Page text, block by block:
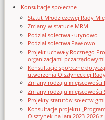
Konsultacje społeczne
Statut Młodzieżowej Rady
Zmiany w statucie MRM
Podział sołectwa Łutynowo
Podział sołectwa Pawłowo
Projekt uchwały Rocznego
organizacjami
Konsultacje społeczne
utworzenia Olsztyneckiej
Zmiany rodzaju miejscowości
Zmiany rodzaju miejscowości
Projekty statutów sołectw
Konsultacje projektu
Olsztynek na lata 2023-2026